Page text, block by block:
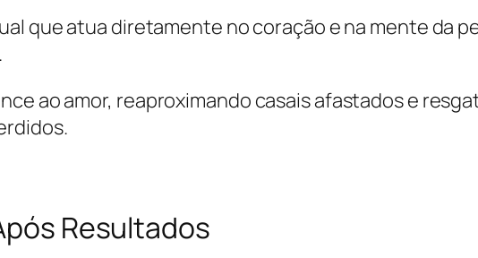
que atua diretamente no coração e na mente da
ao amor, reaproximando casais afastados e
Resultados